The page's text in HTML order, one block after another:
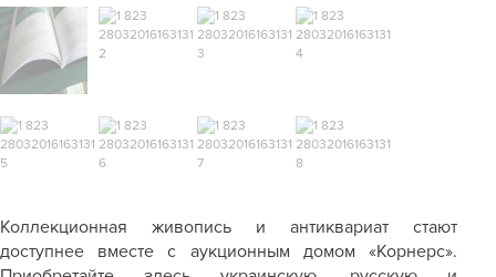
Коллекционная живопись и антиквариат стают
доступнее вместе с аукционным домом «Корнерс».